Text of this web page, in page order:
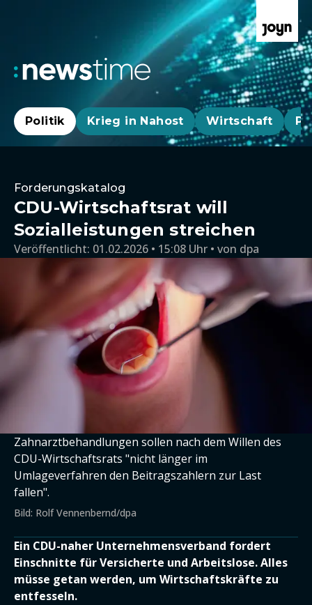
Politik Krieg in Nahost Wirtschaft
Forderungskatalog
CDU-Wirtschaftsrat will
Sozialleistungen streichen
Veröffentlicht: 01.02.2026 • 15:08 Uhr von dpa
Zahnarztbehandlungen sollen nach dem Willen des
CDU-Wirtschaftsrats "nicht länger im
Umlageverfahren den Beitragszahlern zur Last
fallen".
Bild: Rolf Vennenbernd/dpa
Ein CDU-naher Unternehmensverband fordert
Einschnitte für Versicherte und Arbeitslose. Alles
müsse getan werden, um Wirtschaftskräfte zu
entfesseln.